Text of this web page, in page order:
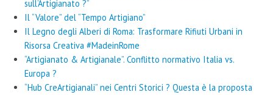
sull’Artigianato ?”
Il “Valore” del “Tempo Artigiano”
Il Legno degli Alberi di Roma: Trasformare Rifiuti Urbani in
Risorsa Creativa #MadeinRome
“Artigianato & Artigianale”. Conflitto normativo Italia vs.
Europa ?
“Hub CreArtigianali” nei Centri Storici ? Questa è la proposta